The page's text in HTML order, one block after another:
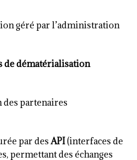
géré par l’administration
de dématérialisation
des partenaires
par desAPI(interfaces de
permettant des échanges